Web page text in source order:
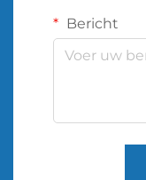
Bericht